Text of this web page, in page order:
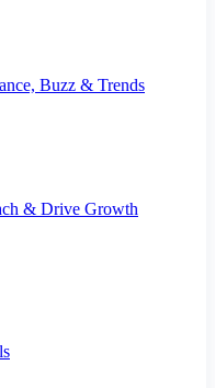
Buzz & Trends
& Drive Growth